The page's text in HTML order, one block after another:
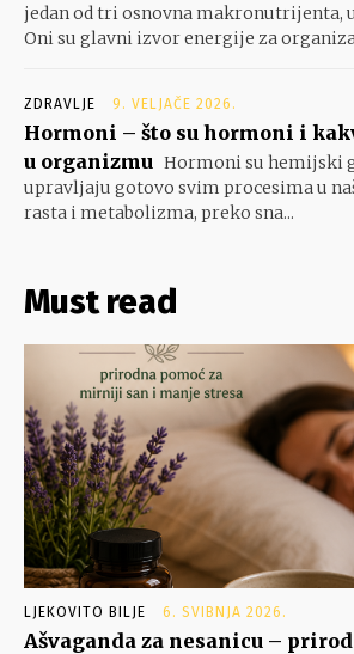
jedan od tri osnovna makronutrijenta,
Oni su glavni izvor energije za
ZDRAVLJE 9. VELJAČE 2026.
Hormoni – što su hormoni i
u organizmu Hormoni su hemijski
upravljaju gotovo svim procesima u
rasta i metabolizma, preko sna...
Must read
LJEKOVITO BILJE 6. SVIBNJA 2026.
Ašvaganda za nesanicu –